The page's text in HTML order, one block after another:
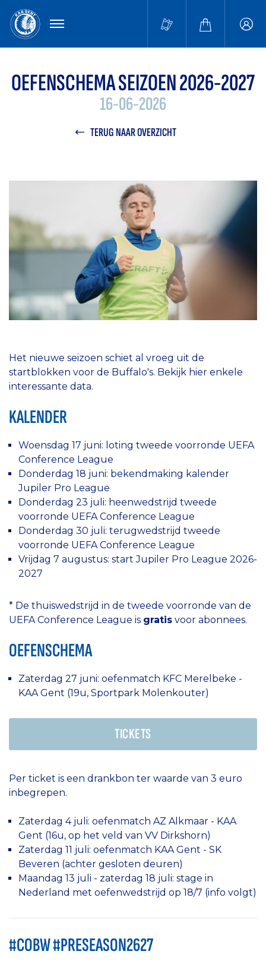
MENU
OEFENSCHEMA SEIZOEN 2026-2027
16-06-2026
TERUG NAAR OVERZICHT
Het nieuwe seizoen schiet al vroeg uit de
startblokken voor de Buffalo's. Bekijk hier enkele
interessante data.
KALENDER
Woensdag 17 juni: loting tweede voorronde UEFA
Conference League
Donderdag 18 juni: bekendmaking kalender
Jupiler Pro League
Donderdag 23 juli: heenwedstrijd tweede
voorronde UEFA Conference League
Donderdag 30 juli: terugwedstrijd tweede
voorronde UEFA Conference League
Vrijdag 7 augustus: start Jupiler Pro League 2026-
2027
* De thuiswedstrijd in de tweede voorronde van de
UEFA Conference League is gratis voor abonnees.
OEFENSCHEMA
Zaterdag 27 juni: oefenmatch KFC Merelbeke -
KAA Gent (19u, Sportpark Molenkouter)
TICKETS
Per ticket is een drankbon ter waarde van 3 euro
inbegrepen.
Zaterdag 4 juli: oefenmatch AZ Alkmaar - KAA
Gent (16u, op het veld van VV Dirkshorn)
Zaterdag 11 juli: oefenmatch KAA Gent - SK
Beveren (achter gesloten deuren)
Maandag 13 juli - zaterdag 18 juli: stage in
Nederland met oefenwedstrijd op 18/7 (info volgt)
#COBW #PRESEASON2627